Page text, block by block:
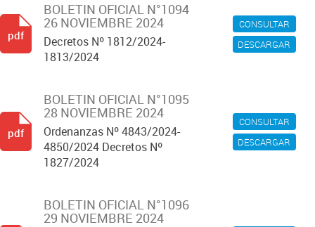
CONSULTAR
DESCARGAR
BOLETIN OFICIAL N°1094
26 NOVIEMBRE 2024
Decretos Nº 1812/2024-
1813/2024
pdf
CONSULTAR
DESCARGAR
BOLETIN OFICIAL N°1095
28 NOVIEMBRE 2024
Ordenanzas Nº 4843/2024-
4850/2024 Decretos Nº
1827/2024
pdf
BOLETIN OFICIAL N°1096
29 NOVIEMBRE 2024